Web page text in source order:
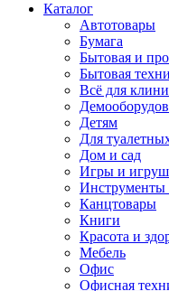
Каталог
Автотовары
Бумага
Бытовая и
Бытовая
Всё для
Детям
Для
Дом и сад
Игры и
Инструменты
Канцтовары
Книги
Красота и
Мебель
Офис
Офисная